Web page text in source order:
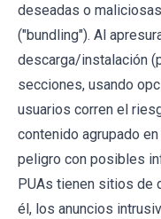
deseadas o
("bundling"). Al
descarga/instalación
secciones, usando
usuarios corren el
contenido agrupado
peligro con posibles
PUAs tienen sitios de
él, los anuncios